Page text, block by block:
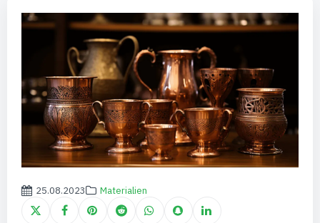
25.08.2023 Materialien